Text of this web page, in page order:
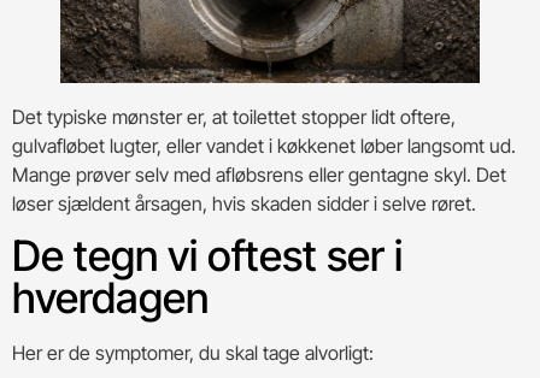
Det typiske mønster er, at toilettet stopper lidt oftere,
gulvafløbet lugter, eller vandet i køkkenet løber langsomt ud.
Mange prøver selv med afløbsrens eller gentagne skyl. Det
løser sjældent årsagen, hvis skaden sidder i selve røret.
De tegn vi oftest ser i
hverdagen
Her er de symptomer, du skal tage alvorligt: